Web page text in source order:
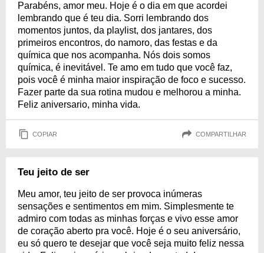
Parabéns, amor meu. Hoje é o dia em que acordei
lembrando que é teu dia. Sorri lembrando dos
momentos juntos, da playlist, dos jantares, dos
primeiros encontros, do namoro, das festas e da
química que nos acompanha. Nós dois somos
química, é inevitável. Te amo em tudo que você faz,
pois você é minha maior inspiração de foco e sucesso.
Fazer parte da sua rotina mudou e melhorou a minha.
Feliz aniversario, minha vida.
COPIAR COMPARTILHAR
Teu jeito de ser
Meu amor, teu jeito de ser provoca inúmeras
sensações e sentimentos em mim. Simplesmente te
admiro com todas as minhas forças e vivo esse amor
de coração aberto pra você. Hoje é o seu aniversário,
eu só quero te desejar que você seja muito feliz nessa